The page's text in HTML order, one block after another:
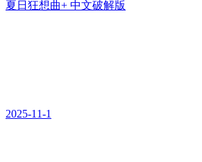
夏日狂想曲+ 中文破解版
2025-11-1